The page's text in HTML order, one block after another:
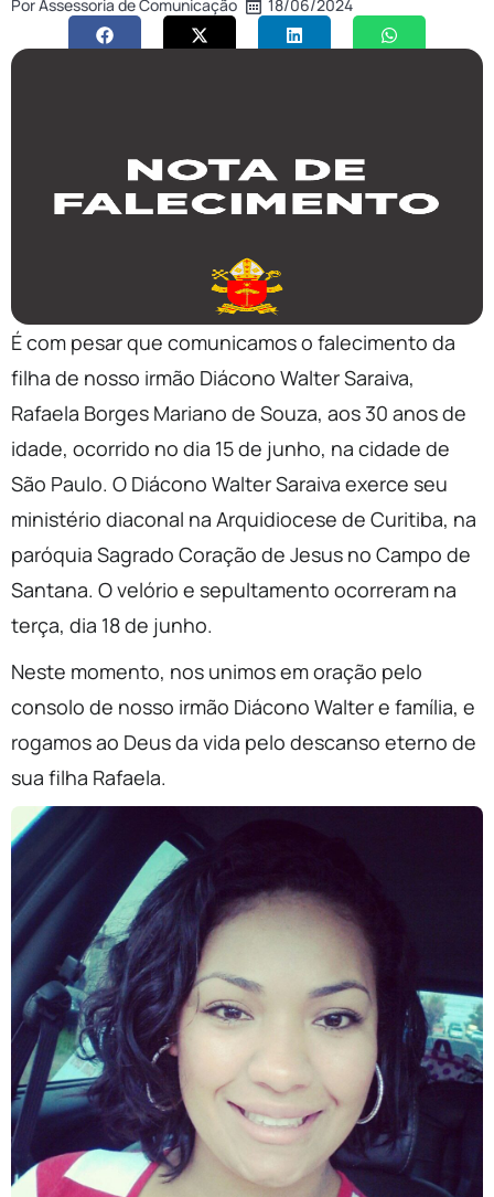
PorAssessoria de Comunicação 18/06/2024
É com pesar que comunicamos o falecimento da
filha de nosso irmão Diácono Walter Saraiva,
Rafaela Borges Mariano de Souza, aos 30 anos de
idade, ocorrido no dia 15 de junho, na cidade de
São Paulo. O Diácono Walter Saraiva exerce seu
ministério diaconal na Arquidiocese de Curitiba, na
paróquia Sagrado Coração de Jesus no Campo de
Santana. O velório e sepultamento ocorreram na
terça, dia 18 de junho.
Neste momento, nos unimos em oração pelo
consolo de nosso irmão Diácono Walter e família, e
rogamos ao Deus da vida pelo descanso eterno de
sua filha Rafaela.